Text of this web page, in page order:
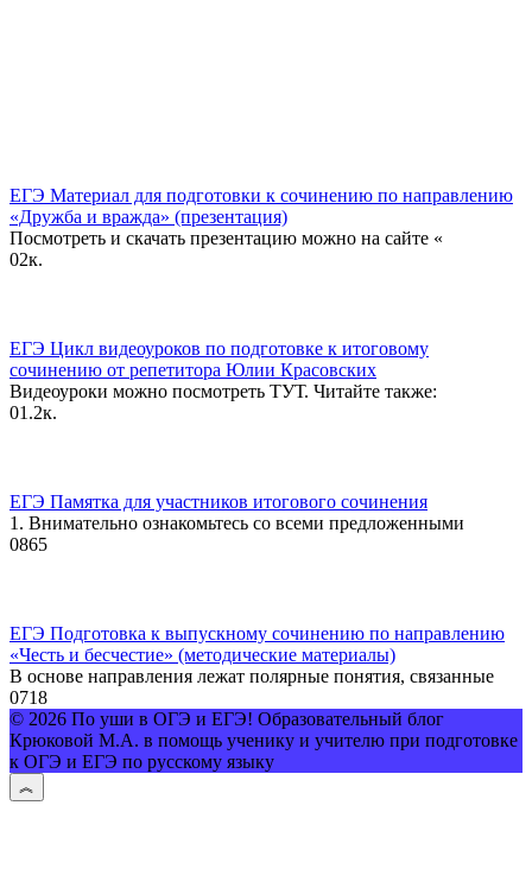
ЕГЭ Материал для подготовки к сочинению по направлению
«Дружба и вражда» (презентация)
Посмотреть и скачать презентацию можно на сайте «
02к.
ЕГЭ Цикл видеоуроков по подготовке к итоговому
сочинению от репетитора Юлии Красовских
Видеоуроки можно посмотреть ТУТ. Читайте также:
01.2к.
ЕГЭ Памятка для участников итогового сочинения
1. Внимательно ознакомьтесь со всеми предложенными
0865
ЕГЭ Подготовка к выпускному сочинению по направлению
«Честь и бесчестие» (методические материалы)
В основе направления лежат полярные понятия, связанные
0718
© 2026 По уши в ОГЭ и ЕГЭ! Образовательный блог
Крюковой М.А. в помощь ученику и учителю при подготовке
к ОГЭ и ЕГЭ по русскому языку